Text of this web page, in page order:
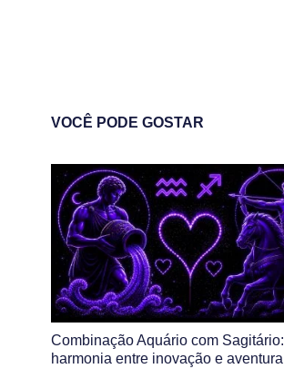
VOCÊ PODE GOSTAR
Combinação Aquário com Sagitário:
harmonia entre inovação e aventura